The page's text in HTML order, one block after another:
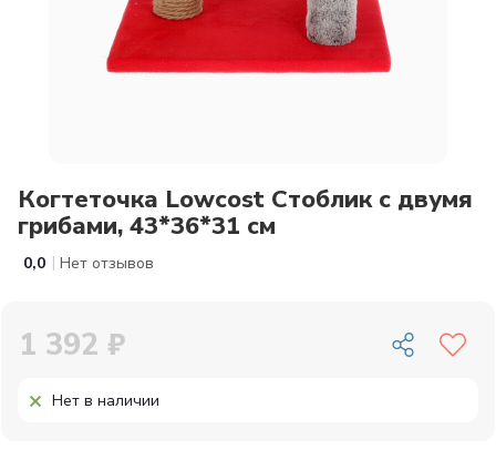
Когтеточка Lowcost Стоблик с двумя
грибами, 43*36*31 см
0,0 | Нет отзывов
1 392 ₽
Нет в наличии